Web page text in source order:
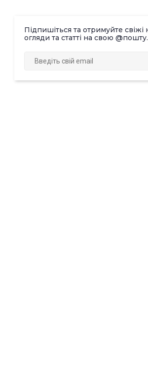
Підпишіться та отримуйте свіжі
огляди та статті на свою @пошту.